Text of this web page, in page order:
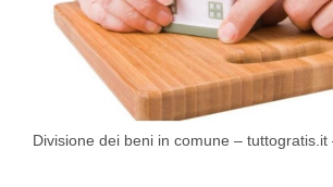
Divisione dei beni in comune – tuttogratis.it